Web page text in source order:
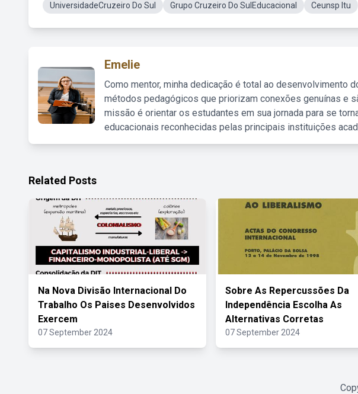
UniversidadeCruzeiro Do Sul
Grupo Cruzeiro Do SulEducacional Ceunsp Itu
Emelie
Como mentor, minha dedicação é total ao desenvolvimento
métodos pedagógicos que priorizam conexões genuínas e
missão é orientar os estudantes em sua jornada para se
educacionais reconhecidas pelas principais instituições
Related Posts
Na Nova Divisão Internacional Do
Trabalho Os Paises Desenvolvidos
Exercem
07 September 2024
Sobre As Repercussões Da
Independência Escolha As
Alternativas Corretas
07 September 2024